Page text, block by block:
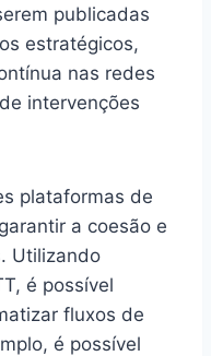
publicadas
estratégicos,
nas redes
intervenções
plataformas de
a coesão e
Utilizando
é possível
fluxos de
é possível